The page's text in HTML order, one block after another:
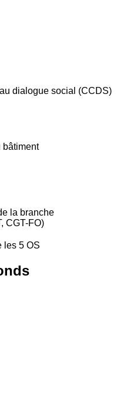
dialogue social (CCDS)
bâtiment
la branche
CGT-FO)
les 5 OS